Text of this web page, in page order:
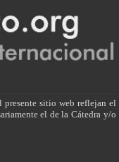
sitio web reflejan el
el de la Cátedra y/o